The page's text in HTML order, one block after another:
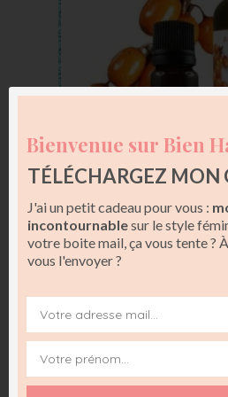
Huile végétale
Les soins en institut
de monoï.
Vous pouvez choisir une partie du
chose importante, le procédé ne
Bienvenue sur Bien
TÉLÉCHARGEZ MON
J'ai un petit cadeau pour vous :
incontournablesur le style
votre boite mail, ça vous tente ?
vous l'envoyer ?